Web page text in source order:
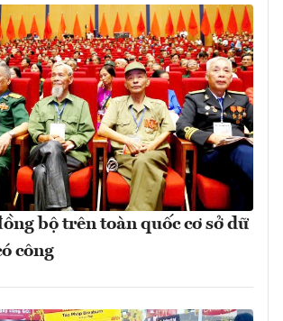
bộ trên toàn quốc cơ sở dữ
công